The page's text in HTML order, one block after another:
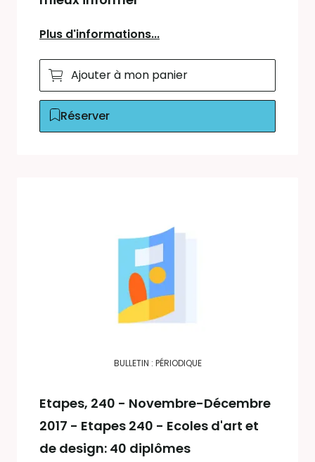
Plus d'informations...
Ajouter à mon panier
Réserver
BULLETIN : PÉRIODIQUE
Etapes, 240 - Novembre-Décembre
2017 - Etapes 240 - Ecoles d'art et
de design: 40 diplômes